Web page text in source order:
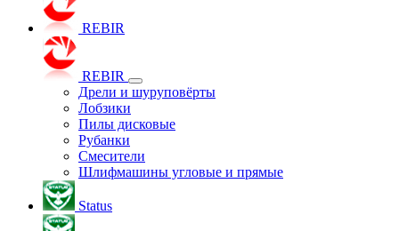
REBIR
REBIR
Дрели и шуруповёрты
Лобзики
Пилы дисковые
Рубанки
Смесители
Шлифмашины угловые и прямые
Status